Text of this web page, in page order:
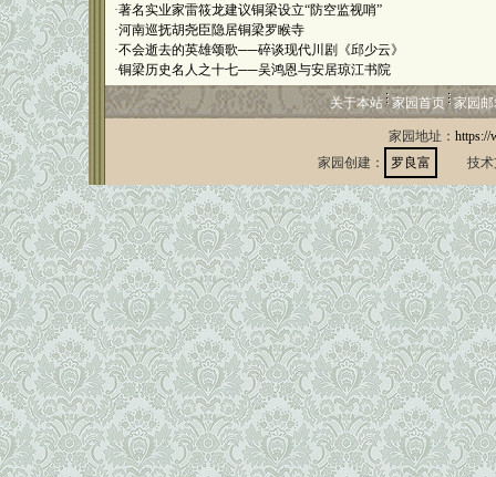
·著名实业家雷筱龙建议铜梁设立“防空监视哨”
·河南巡抚胡尧臣隐居铜梁罗睺寺
·不会逝去的英雄颂歌──碎谈现代川剧《邱少云》
·铜梁历史名人之十七──吴鸿恩与安居琼江书院
关于本站 家园首页 家园
家园地址： https://
家园创建：
罗良富 技术